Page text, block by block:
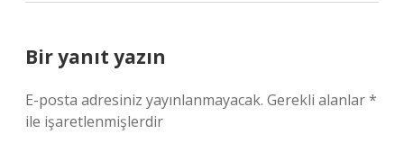
Bir yanıt yazın
E-posta adresiniz yayınlanmayacak. Gerekli alanlar*
ile işaretlenmişlerdir